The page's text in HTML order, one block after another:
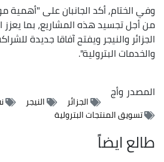
وفي الختام, أكد الجانبان على "أهمية
من أجل تجسيد هذه المشاريع، بما يعزز
الجزائر والنيجر ويفتح آفاقا جديدة
والخدمات البترولية".
المصدروأج
الجزائر النيجر
تسويق المنتجات البترولية
طالع ايضاً